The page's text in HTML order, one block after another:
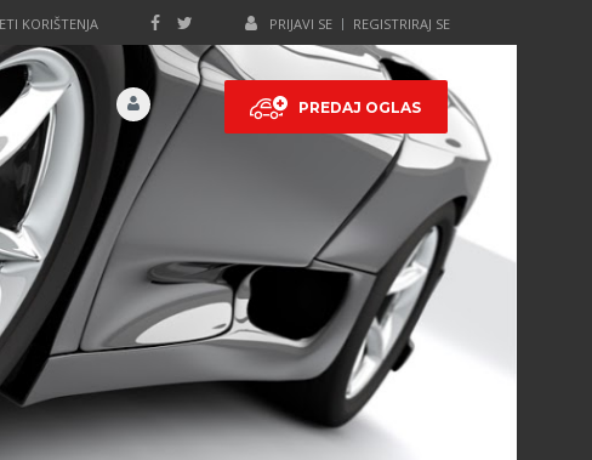
PRIJAVI SE REGISTRIRAJ SE
KORIŠTENJA
PREDAJ OGLAS